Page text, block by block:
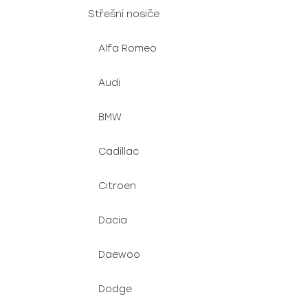
Střešní nosiče
Alfa Romeo
Audi
BMW
Cadillac
Citroen
Dacia
Daewoo
Dodge